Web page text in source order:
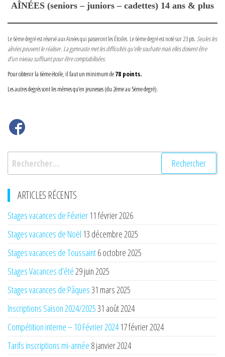
AÎNÉES (seniors – juniors – cadettes) 14 ans & plus
Le 6ème degré est réservé aux Ainées qui passeront les Étoiles. Le 6ème degré est noté sur 23 pts.Seules les
aînées peuvent le réaliser. La gymnaste met les difficultés qu’elle souhaite mais elles doivent être
d’un niveau suffisant pour être comptabilisées.
Pour obtenir la 6ème étoile, il faut un minimum de78 points.
Les autres degrés sont les mêmes qu’en jeunesses (du 2ème au 5ème degré).
Rechercher :
ARTICLES RÉCENTS
Stages vacances de Février 11 février 2026
Stages vacances de Noël 13 décembre 2025
Stages vacances de Toussaint6 octobre 2025
Stages Vacances d’été29 juin 2025
Stages vacances de Pâques31 mars 2025
Inscriptions Saison 2024/202531 août 2024
Compétition interne – 10 Février 2024 17 février 2024
Tarifs inscriptions mi-année 8 janvier 2024